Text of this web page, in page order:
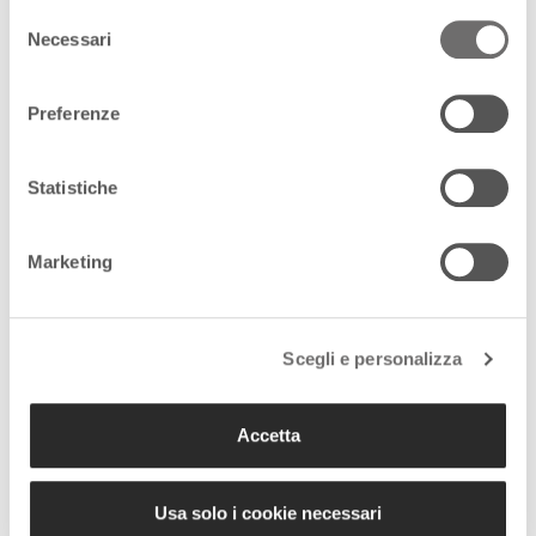
delNecessari
Preferenze
Statistiche
Marketing
Scegli e personalizza
Accetta
Usa solo i cookie necessari
One Health: il nuovo approccio contro
le epidemie nell’equilibrio tra Uomo,
affrontare nell’ultimo anno non […]
20 febbraio 2020: 5 anni fa, la pandemia
Da Codogno alla chiusura delle scuole,
dalla paura collettiva al lockdown
globale, il Covid-19 ha segnato una
svolta epocale nelle nostre vite